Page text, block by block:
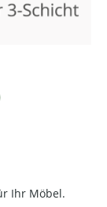
Ihr Möbel.